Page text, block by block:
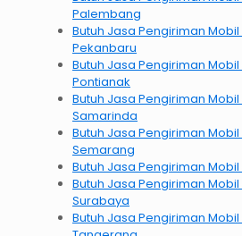
Palembang
Butuh Jasa Pengiriman
Pekanbaru
Butuh Jasa Pengiriman
Pontianak
Butuh Jasa Pengiriman
Samarinda
Butuh Jasa Pengiriman
Semarang
Butuh Jasa Pengiriman
Butuh Jasa Pengiriman
Surabaya
Butuh Jasa Pengiriman